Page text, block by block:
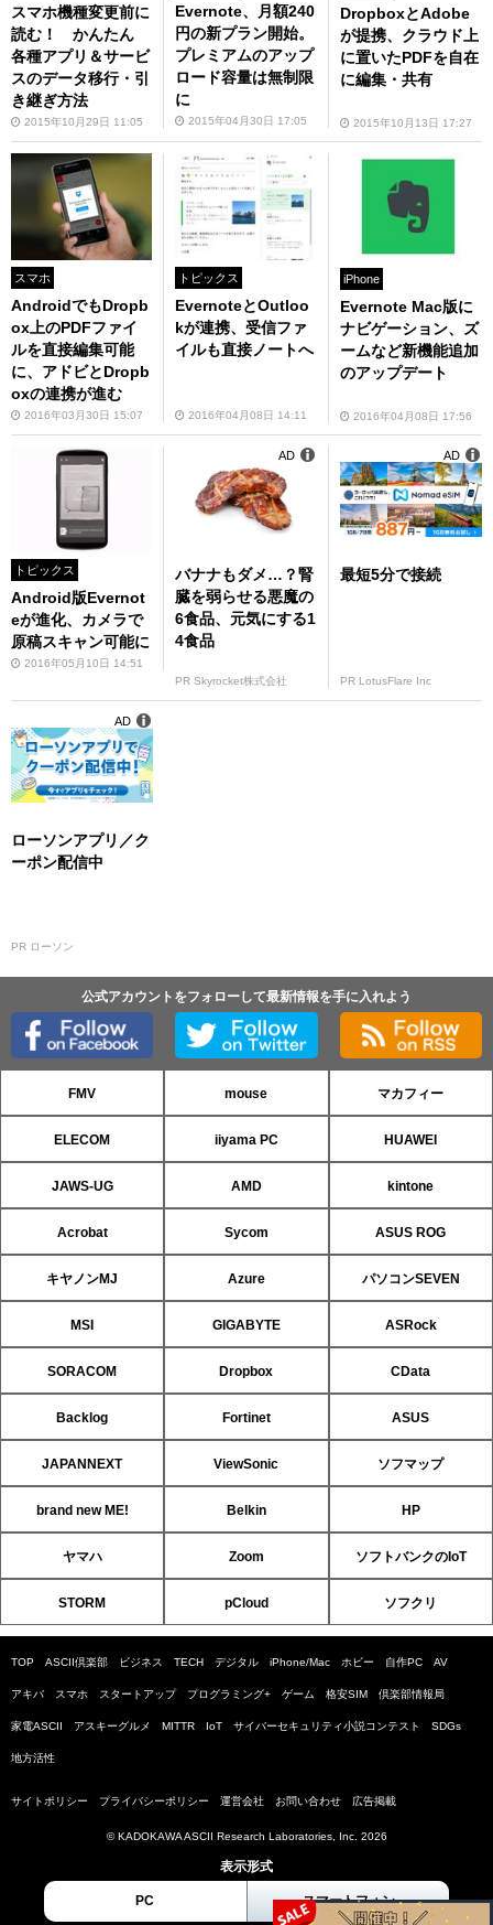
スマホ機種変更前に
読む！ かんたん
各種アプリ＆サービ
スのデータ移行・引
き継ぎ方法
2015年10月29日 11:05
Evernote、月額240
円の新プラン開始。
プレミアムのアップ
ロード容量は無制限
に
2015年04月30日 17:05
DropboxとAdobe
が提携、クラウド上
に置いたPDFを自在
に編集・共有
2015年10月13日 17:27
スマホ
AndroidでもDropb
ox上のPDFファイ
ルを直接編集可能
に、アドビとDropb
oxの連携が進む
2016年03月30日 15:07
トピックス
EvernoteとOutloo
kが連携、受信ファ
イルも直接ノートへ
2016年04月08日 14:11
iPhone
Evernote Mac版に
ナビゲーション、ズ
ームなど新機能追加
のアップデート
2016年04月08日 17:56
トピックス
Android版Evernot
eが進化、カメラで
原稿スキャン可能に
2016年05月10日 14:51
バナナもダメ…？腎
臓を弱らせる悪魔の
6食品、元気にする1
4食品
PR Skyrocket株式会社
AD
最短5分で接続
PR LotusFlare Inc
AD
ローソンアプリ／ク
ーポン配信中
PR ローソン
AD
公式アカウントをフォローして最新情報を手に入れよう
FMV mouse マカフィー
ELECOM iiyama PC HUAWEI
JAWS-UG AMD kintone
Acrobat Sycom ASUS ROG
キヤノンMJ Azure パソコンSEVEN
MSI GIGABYTE ASRock
SORACOM Dropbox CData
Backlog Fortinet ASUS
JAPANNEXT ViewSonic ソフマップ
brand new ME! Belkin HP
ヤマハ Zoom ソフトバンクのIoT
STORM pCloud ソフクリ
TOP ASCII倶楽部 ビジネス TECH デジタル iPhone/Mac ホビー 自作PC AV
アキバ スマホ スタートアップ プログラミング+ ゲーム 格安SIM 倶楽部情報局
家電ASCII アスキーグルメ MITTR IoT サイバーセキュリティ小説コンテスト SDGs
地方活性
サイトポリシー プライバシーポリシー 運営会社 お問い合わせ 広告掲載
© KADOKAWA ASCII Research Laboratories, Inc. 2026
表示形式
PC スマートフォン